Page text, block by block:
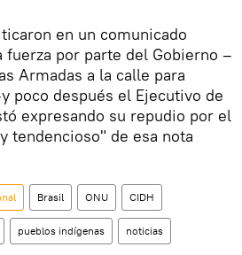
en un comunicado
fuerza por parte del Gobierno –
Armadas a la calle para
poco después el Ejecutivo de
expresando su repudio por el
tendencioso" de esa nota
Brasil ONU CIDH
pueblos indígenas noticias